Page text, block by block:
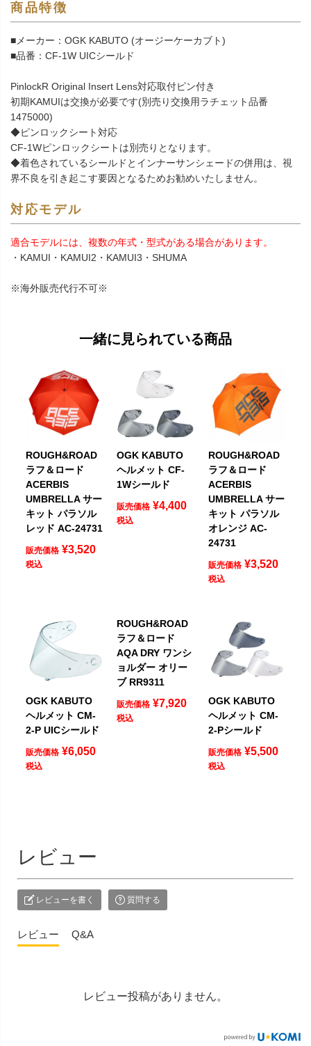
商品特徴
■メーカー：OGK KABUTO (オージーケーカブト)
■品番：CF-1W UICシールド
PinlockR Original Insert Lens対応取付ピン付き
初期KAMUIは交換が必要です(別売り交換用ラチェット品番
1475000)
◆ピンロックシート対応
CF-1Wピンロックシートは別売りとなります。
◆着色されているシールドとインナーサンシェードの併用は、視
界不良を引き起こす要因となるためお勧めいたしません。
対応モデル
適合モデルには、複数の年式・型式がある場合があります。
・KAMUI・KAMUI2・KAMUI3・SHUMA
※海外販売代行不可※
一緒に見られている商品
ROUGH&ROAD
ラフ＆ロード
ACERBIS
UMBRELLA サー
キット パラソル
レッド AC-24731
販売価格 ¥3,520
税込
OGK KABUTO
ヘルメット CF-
1Wシールド
販売価格 ¥4,400
税込
ROUGH&ROAD
ラフ＆ロード
ACERBIS
UMBRELLA サー
キット パラソル
オレンジ AC-
24731
販売価格 ¥3,520
税込
OGK KABUTO
ヘルメット CM-
2-P UICシールド
販売価格 ¥6,050
税込
ROUGH&ROAD
ラフ＆ロード
AQA DRY ワンシ
ョルダー オリー
ブ RR9311
販売価格 ¥7,920
税込
OGK KABUTO
ヘルメット CM-
2-Pシールド
販売価格 ¥5,500
税込
レビュー
レビューを書く 質問する
レビュー Q&A
レビュー投稿がありません。